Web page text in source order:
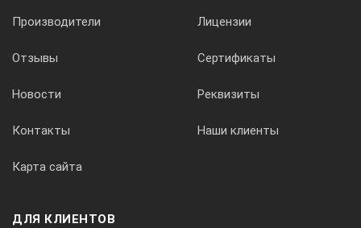
Производители Лицензии
Отзывы Сертификаты
Новости Реквизиты
Контакты Наши клиенты
Карта сайта
ДЛЯ КЛИЕНТОВ